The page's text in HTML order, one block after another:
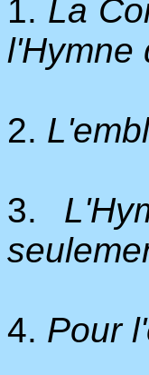
1. La
l'Hymne
2.
3.
4. Pour